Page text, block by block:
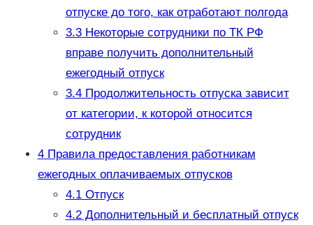
отпуске до того, как отработают полгода
3.3Некоторые сотрудники по ТК РФ
вправе получить дополнительный
ежегодный отпуск
3.4Продолжительность отпуска зависит
от категории, к которой относится
сотрудник
4Правила предоставления работникам
ежегодных оплачиваемых отпусков
4.1Отпуск
4.2Дополнительный и бесплатный отпуск